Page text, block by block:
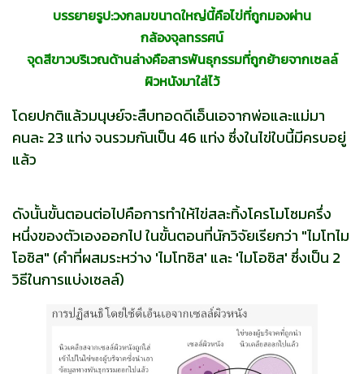
บรรยายรูป:วงกลมขนาดใหญ่นี้คือไข่ที่ถูกมองผ่าน
กล้องจุลทรรศน์
จุดสีขาวบริเวณด้านล่างคือสารพันธุกรรมที่ถูกย้ายจากเซลล์
ผิวหนังมาใส่ไว้
โดยปกติแล้วมนุษย์จะสืบทอดดีเอ็นเอจากพ่อและแม่มา
คนละ 23 แท่ง จนรวมกันเป็น 46 แท่ง ซึ่งในไข่ใบนี้มีครบอยู่
แล้ว
ดังนั้นขั้นตอนต่อไปคือการทำให้ไข่สละทิ้งโครโมโซมครึ่ง
หนึ่งของตัวเองออกไป ในขั้นตอนที่นักวิจัยเรียกว่า "ไมโทไม
โอซิส" (คำที่ผสมระหว่าง 'ไมโทซิส' และ 'ไมโอซิส' ซึ่งเป็น 2
วิธีในการแบ่งเซลล์)